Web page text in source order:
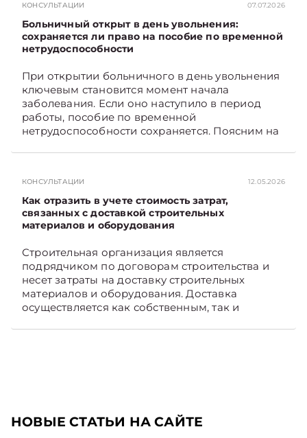
связанных с содержанием и эксплуатацией
мест общего пользования, в частности –
контрольно-­пропускного пункта? Рассмотрим
порядок их распределения. Подписывайтесь
экономике Беларуси — раньше, чем в новостях
TelegramViber
КОНСУЛЬТАЦИИ 07.07.2026
Больничный открыт в день увольнения:
сохраняется ли право на пособие по временной
нетрудоспособности
При открытии больничного в день увольнения
ключевым становится момент начала
заболевания. Если оно наступило в период
работы, пособие по временной
нетрудоспособности сохраняется. Поясним на
КОНСУЛЬТАЦИИ 12.05.2026
Как отразить в учете стоимость затрат,
связанных с доставкой строительных
материалов и оборудования
Строительная организация является
подрядчиком по договорам строительства и
несет затраты на доставку строительных
материалов и оборудования. Доставка
осуществляется как собственным, так и
НОВЫЕ СТАТЬИ НА САЙТЕ